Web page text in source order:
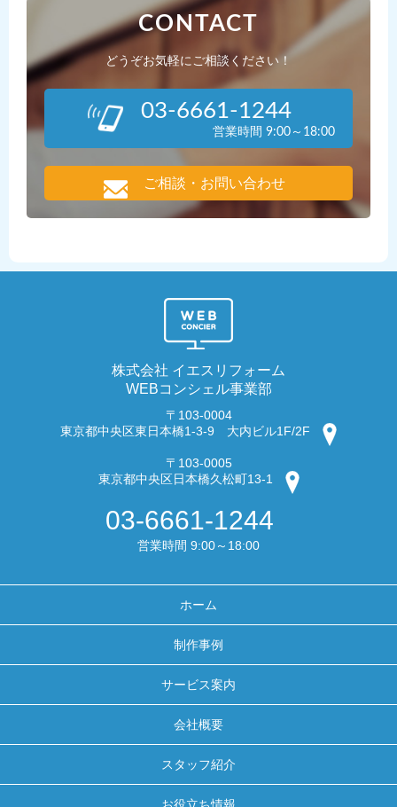
CONTACT
どうぞお気軽にご相談ください！
03-6661-1244
営業時間 9:00～18:00
ご相談・お問い合わせ
株式会社 イエスリフォーム
WEBコンシェル事業部
〒103-0004
東京都中央区東日本橋1-3-9 大内ビル1F/2F
〒103-0005
東京都中央区日本橋久松町13-1
03-6661-1244
営業時間 9:00～18:00
ホーム
制作事例
サービス案内
会社概要
スタッフ紹介
お役立ち情報